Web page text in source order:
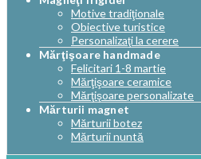
Motive tradiţionale
Obiective turistice
Personalizaţi la cerere
Mărţişoare handmade
Felicitari 1-8 martie
Mărţişoare ceramice
Mărţişoare personalizate
Mărturii magnet
Mărturii botez
Mărturii nuntă